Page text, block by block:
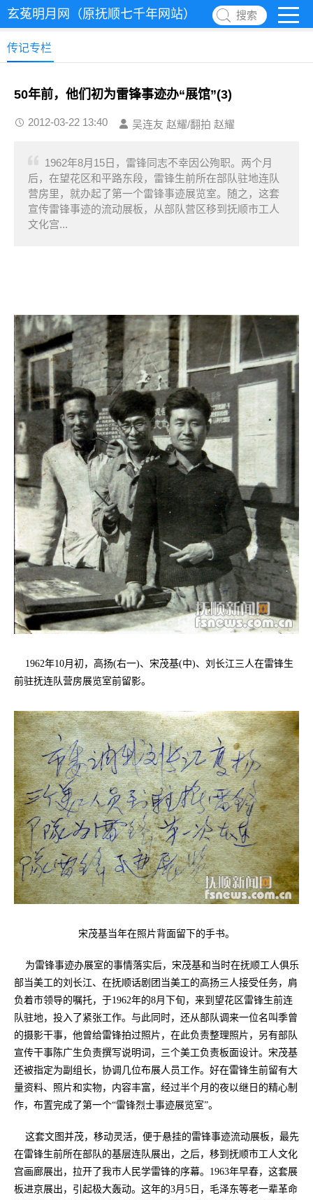
玄菟明月网（原抚顺七千年网站） 搜索
传记专栏
50年前，他们初为雷锋事迹办“展馆”(3)
2012-03-22 13:40 吴连友 赵耀/翻拍 赵耀
1962年8月15日，雷锋同志不幸因公殉职。两个月
后，在望花区和平路东段，雷锋生前所在部队驻地连队
营房里，就办起了第一个雷锋事迹展览室。随之，这套
宣传雷锋事迹的流动展板，从部队营区移到抚顺市工人
文化宫...
1962年10月初，高扬(右一)、宋茂基(中)、刘长江三人在雷锋生
前驻抚连队营房展览室前留影。
宋茂基当年在照片背面留下的手书。
为雷锋事迹办展室的事情落实后，宋茂基和当时在抚顺工人俱乐
部当美工的刘长江、在抚顺话剧团当美工的高扬三人接受任务，肩
负着市领导的嘱托，于1962年的8月下旬，来到望花区雷锋生前连
队驻地，投入了紧张工作。与此同时，还从部队调来一位名叫季曾
的摄影干事，他曾给雷锋拍过照片，在此负责整理照片，另有部队
宣传干事陈广生负责撰写说明词，三个美工负责板面设计。宋茂基
还被指定为副组长，协调几位布展人员工作。好在雷锋生前留有大
量资料、照片和实物，内容丰富，经过半个月的夜以继日的精心制
作，布置完成了第一个“雷锋烈士事迹展览室”。
这套文图并茂，移动灵活，便于悬挂的雷锋事迹流动展板，最先
在雷锋生前所在部队的基层连队展出，之后，移到抚顺市工人文化
宫画廊展出，拉开了我市人民学雷锋的序幕。1963年早春，这套展
板进京展出，引起极大轰动。这年的3月5日，毛泽东等老一辈革命